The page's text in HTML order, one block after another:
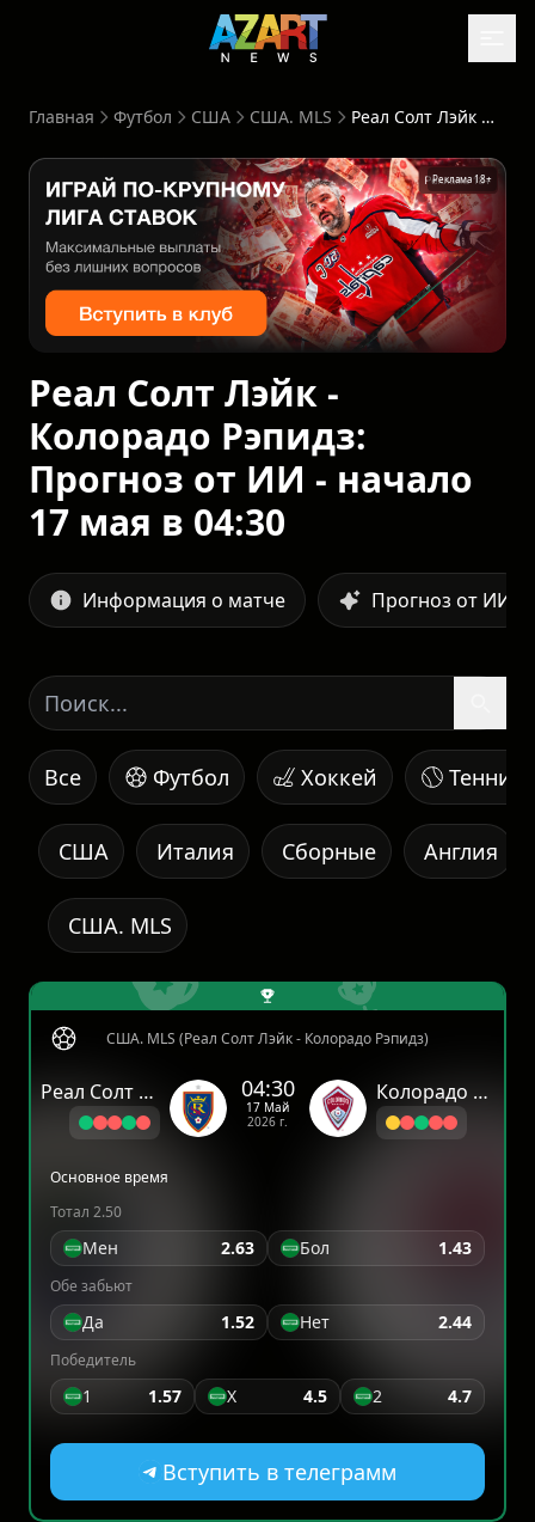
Главная Футбол США США. MLS Реал Солт Лэйк - Колорадо Рэпидз: Прогноз от ИИ - начало 17 мая в 04:30
Реклама 18+
Реал Солт Лэйк -
Колорадо Рэпидз:
Прогноз от ИИ - начало
17 мая в 04:30
Информация о матче Прогноз от ИИ
Все Футбол Хоккей Теннис
Италия Сборные Англия
США
США. MLS
США. MLS (Реал Солт Лэйк - Колорадо Рэпидз)
Реал Солт Лэйк 04:30
17 Май
2026 г.
Колорадо Рэпидз
Основное время
Тотал 2.50
Мен 2.63 Бол 1.43
Обе забьют
Да 1.52 Нет 2.44
Победитель
1 1.57 X 4.5 2 4.7
Вступить в телеграмм